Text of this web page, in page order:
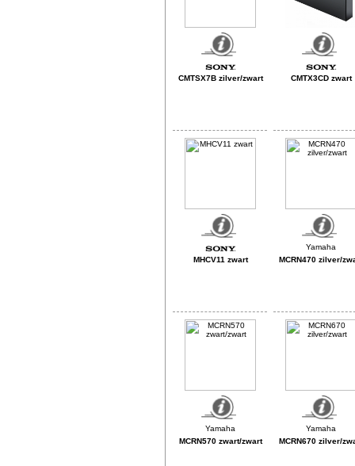
CMTSX7B zilver/zwart CMTX3CD zwart
MHCV11 zwart MCRN470 zilver/
MCRN570 zwart/zwart MCRN670 zilver/